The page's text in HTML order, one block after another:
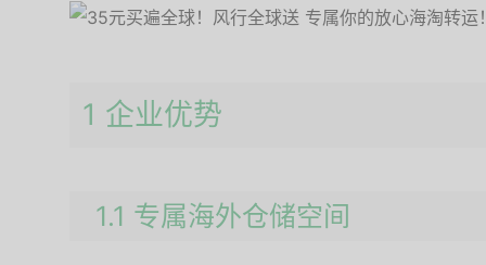
1 企业优势
1.1 专属海外仓储空间